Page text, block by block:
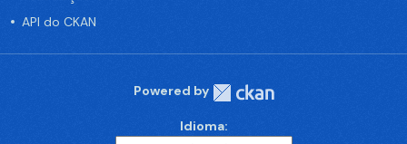
API do CKAN
Powered by
Idioma